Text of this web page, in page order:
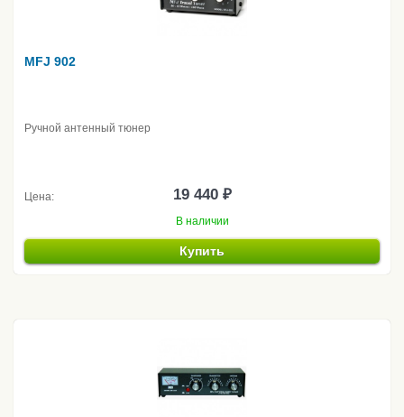
MFJ 902
Ручной антенный тюнер
Цена: 19 440 ₽
В наличии
Купить